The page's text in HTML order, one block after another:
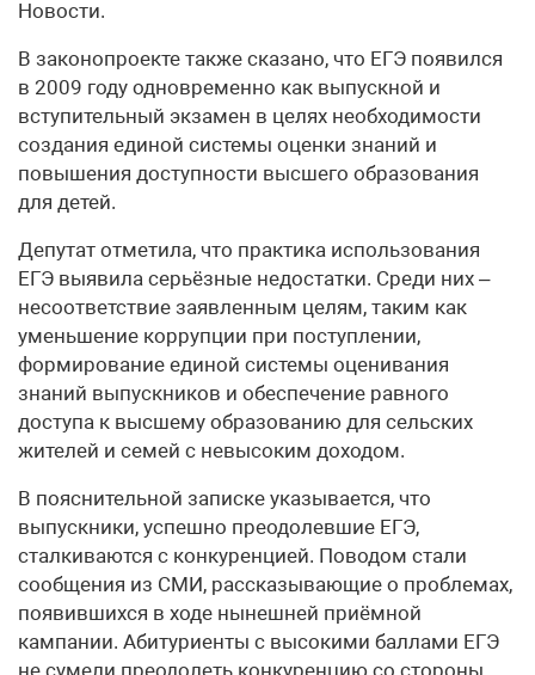
Новости.
В законопроекте также сказано, что ЕГЭ появился
в 2009 году одновременно как выпускной и
вступительный экзамен в целях необходимости
создания единой системы оценки знаний и
повышения доступности высшего образования
для детей.
Депутат отметила, что практика использования
ЕГЭ выявила серьёзные недостатки. Среди них –
несоответствие заявленным целям, таким как
уменьшение коррупции при поступлении,
формирование единой системы оценивания
знаний выпускников и обеспечение равного
доступа к высшему образованию для сельских
жителей и семей с невысоким доходом.
В пояснительной записке указывается, что
выпускники, успешно преодолевшие ЕГЭ,
сталкиваются с конкуренцией. Поводом стали
сообщения из СМИ, рассказывающие о проблемах,
появившихся в ходе нынешней приёмной
кампании. Абитуриенты с высокими баллами ЕГЭ
не сумели преодолеть конкуренцию со стороны